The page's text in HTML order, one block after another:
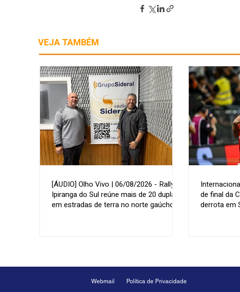
VEJA TAMBÉM
[ÁUDIO] Olho Vivo | 06/08/2026 - Rally de
Ipiranga do Sul reúne mais de 20 duplas
em estradas de terra no norte gaúcho
de final da
derrota em
Webmail Política de Privacidade